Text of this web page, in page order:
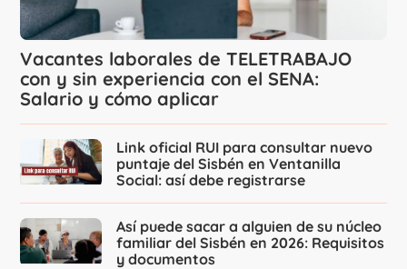
Vacantes laborales de TELETRABAJO
con y sin experiencia con el SENA:
Salario y cómo aplicar
Link oficial RUI para consultar nuevo
puntaje del Sisbén en Ventanilla
Social: así debe registrarse
Así puede sacar a alguien de su núcleo
familiar del Sisbén en 2026: Requisitos
y documentos